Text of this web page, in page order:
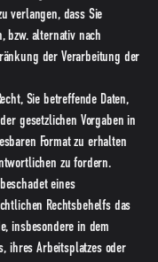
verlangen, dass Sie
bzw. alternativ nach
der Verarbeitung der
Sie betreffende Daten,
gesetzlichen Vorgaben in
Format zu erhalten
zu fordern.
eines
Rechtsbehelfs das
insbesondere in dem
ihres Arbeitsplatzes oder